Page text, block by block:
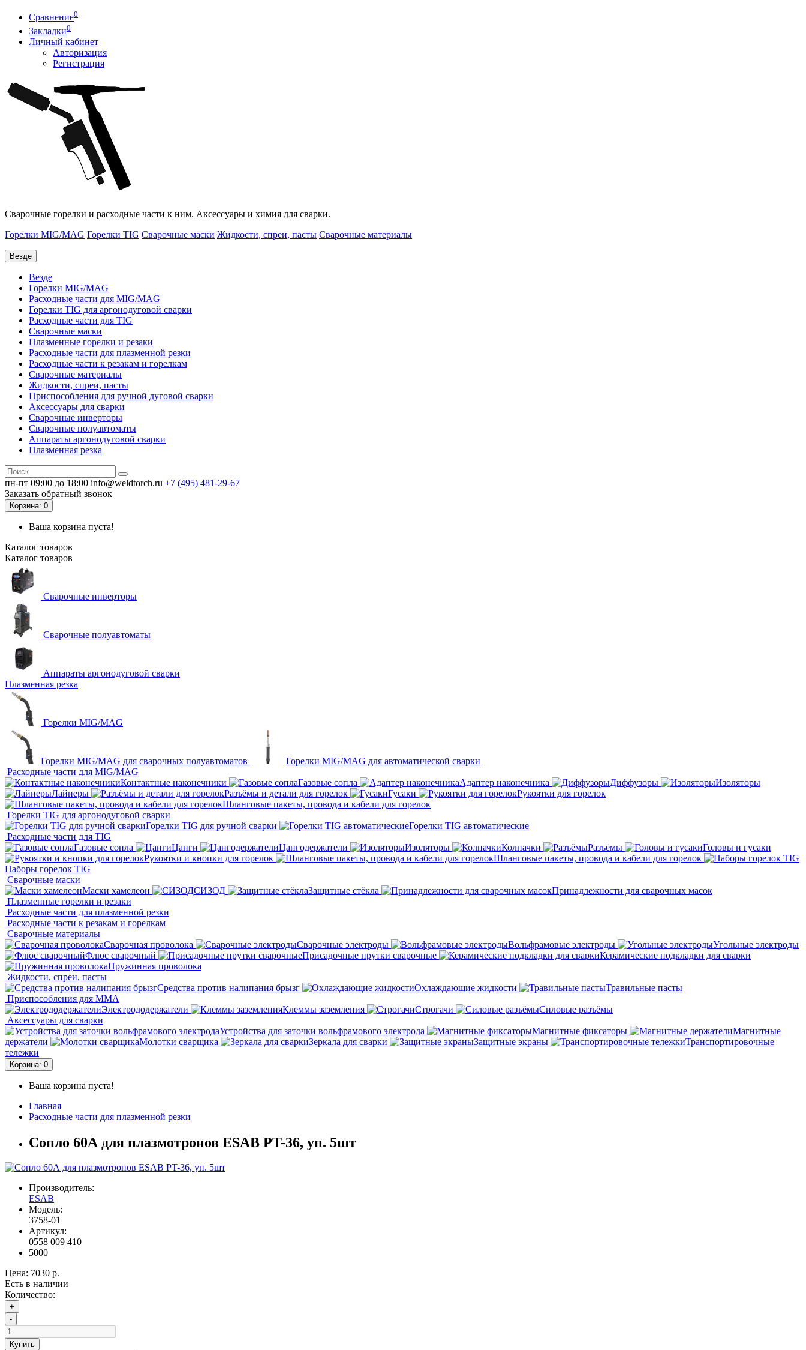
Сравнение0
Закладки0
Личный кабинет
Авторизация
Регистрация
Сварочные горелки и расходные части к ним. Аксессуары и химия для сварки.
Горелки MIG/MAG Горелки TIG Сварочные маски Жидкости, спреи, пасты Сварочные материалы
Везде
Везде
Горелки MIG/MAG
Расходные части для MIG/MAG
Горелки TIG для аргонодуговой сварки
Расходные части для TIG
Сварочные маски
Плазменные горелки и резаки
Расходные части для плазменной резки
Расходные части к резакам и горелкам
Сварочные материалы
Жидкости, спреи, пасты
Приспособления для ручной дуговой сварки
Аксессуары для сварки
Сварочные инверторы
Сварочные полуавтоматы
Аппараты аргонодуговой сварки
Плазменная резка
пн-пт 09:00 до 18:00 info@weldtorch.ru +7 (495) 481-29-67
Заказать обратный звонок
Корзина: 0
Ваша корзина пуста!
Каталог товаров
Каталог товаров
Сварочные инверторы
Сварочные полуавтоматы
Аппараты аргонодуговой сварки
Плазменная резка
Горелки MIG/MAG
Горелки MIG/MAG для сварочных полуавтоматов
Горелки MIG/MAG для автоматической сварки
Расходные части для MIG/MAG
Контактные наконечники
Газовые сопла Адаптер наконечника Диффузоры
Изоляторы
Лайнеры
Разъёмы и детали для горелок Гусаки
Рукоятки для горелок
Шланговые пакеты, провода и кабели для горелок
Горелки TIG для аргонодуговой сварки
Горелки TIG для ручной сварки
Горелки TIG автоматические
Расходные части для TIG
Газовые сопла
Цанги Цангодержатели Изоляторы Колпачки Разъёмы
Головы и гусаки
Рукоятки и кнопки для горелок
Шланговые пакеты, провода и кабели для горелок
Наборы горелок TIG
Сварочные маски
Маски хамелеон
СИЗОД Защитные стёкла
Принадлежности для сварочных масок
Плазменные горелки и резаки
Расходные части для плазменной резки
Расходные части к резакам и горелкам
Сварочные материалы
Сварочная проволока
Сварочные электроды Вольфрамовые электроды
Угольные электроды
Флюс сварочный
Присадочные прутки сварочные
Керамические подкладки для сварки
Пружинная проволока
Жидкости, спреи, пасты
Средства против налипания брызг
Охлаждающие жидкости
Травильные пасты
Приспособления для ММА
Электрододержатели
Клеммы заземления Строгачи
Силовые разъёмы
Аксессуары для сварки
Устройства для заточки вольфрамового электрода
Магнитные фиксаторы
Магнитные
держатели
Молотки сварщика Зеркала для сварки Защитные экраны
Транспортировочные
тележки
Корзина: 0
Ваша корзина пуста!
Главная
Расходные части для плазменной резки
Сопло 60А для плазмотронов ESAB PT-36, уп. 5шт
Производитель:
ESAB
Модель:
3758-01
Артикул:
0558 009 410
5000
Цена: 7030 р.
Есть в наличии
Количество:
+
-
Купить